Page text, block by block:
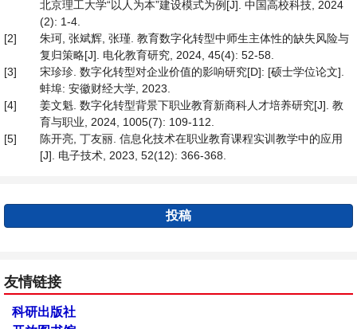
北京理工大学“以人为本”建设模式为例[J]. 中国高校科技, 2024
(2): 1-4.
[2]
朱珂, 张斌辉, 张瑾. 教育数字化转型中师生主体性的缺失风险与
复归策略[J]. 电化教育研究, 2024, 45(4): 52-58.
[3]
宋珍珍. 数字化转型对企业价值的影响研究[D]: [硕士学位论文].
蚌埠: 安徽财经大学, 2023.
[4]
姜文魁. 数字化转型背景下职业教育新商科人才培养研究[J]. 教
育与职业, 2024, 1005(7): 109-112.
[5]
陈开亮, 丁友丽. 信息化技术在职业教育课程实训教学中的应用
[J]. 电子技术, 2023, 52(12): 366-368.
投稿
友情链接
科研出版社